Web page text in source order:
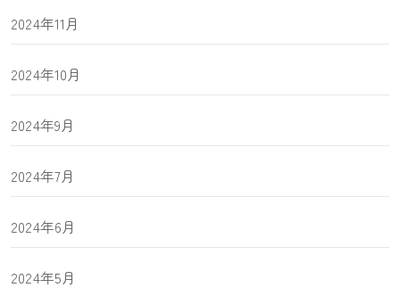
2024年11月
2024年10月
2024年9月
2024年7月
2024年6月
2024年5月